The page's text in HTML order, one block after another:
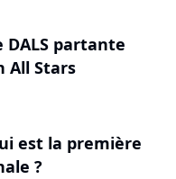
partante
All Stars
est la première
?